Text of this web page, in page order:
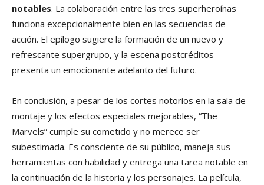
notables. La colaboración entre las tres superheroínas
funciona excepcionalmente bien en las secuencias de
acción. El epílogo sugiere la formación de un nuevo y
refrescante supergrupo, y la escena postcréditos
presenta un emocionante adelanto del futuro.
En conclusión, a pesar de los cortes notorios en la sala de
montaje y los efectos especiales mejorables, “The
Marvels” cumple su cometido y no merece ser
subestimada. Es consciente de su público, maneja sus
herramientas con habilidad y entrega una tarea notable en
la continuación de la historia y los personajes. La película,